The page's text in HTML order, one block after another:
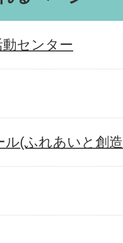
センター
ル(ふれあいと創